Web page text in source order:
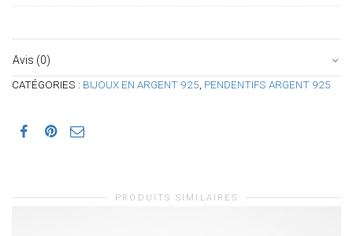
Avis (0)
CATÉGORIES : BIJOUX EN ARGENT 925 PENDENTIFS ARGENT 925
PRODUITS SIMILAIRES